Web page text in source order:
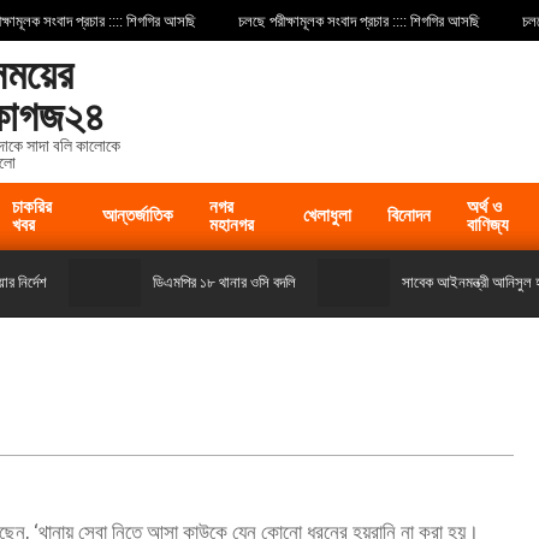
সংবাদ প্রচার :::: শিগগির আসছি চলছে পরীক্ষামূলক সংবাদ প্রচার :::: শিগগির আসছি চলছে
সাদা বলি কালোকে
চাকরির
খবর
আন্তর্জাতিক
নগর
মহানগর
খেলাধুলা বিনোদন
অর্থ ও
বাণিজ্য
ডিএমপির ১৮ থানার ওসি বদলি সাবেক আইনমন্ত্রী আনিসুল হক
‘থানায় সেবা নিতে আসা কাউকে যেন কোনো ধরনের হয়রানি না করা হয়।